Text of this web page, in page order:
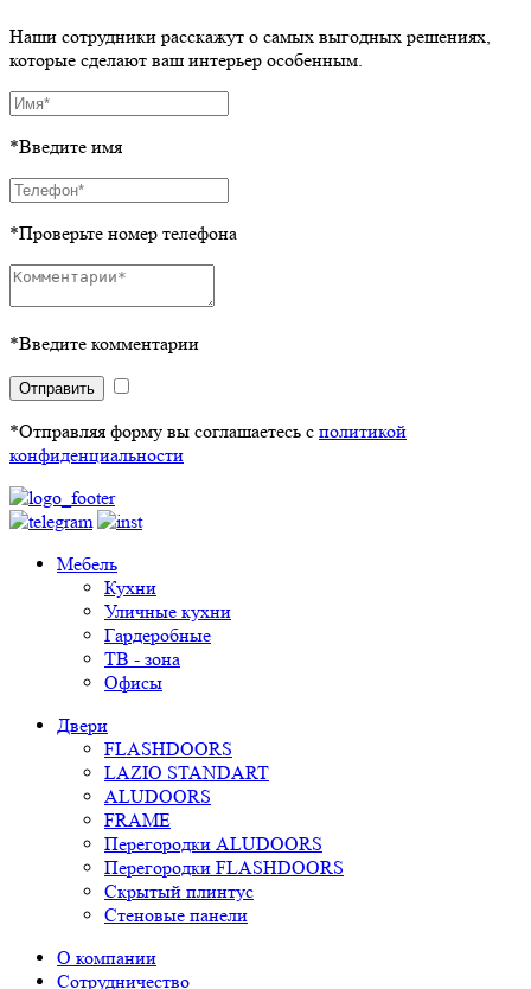
Наши сотрудники расскажут о самых выгодных решениях,
которые сделают ваш интерьер особенным.
*Введите имя
*Проверьте номер телефона
*Введите комментарии
Отправить
*Отправляя форму вы соглашаетесь с политикой
конфиденциальности
Мебель
Кухни
Уличные кухни
Гардеробные
ТВ - зона
Офисы
Двери
FLASHDOORS
LAZIO STANDART
ALUDOORS
FRAME
Перегородки ALUDOORS
Перегородки FLASHDOORS
Скрытый плинтус
Стеновые панели
О компании
Сотрудничество